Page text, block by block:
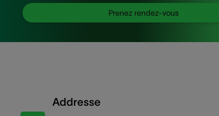
Prenez rendez-vous
Addresse